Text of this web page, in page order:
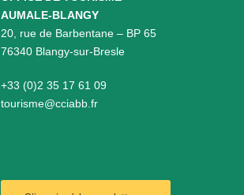
AUMALE-BLANGY
20, rue de Barbentane – BP 65
76340 Blangy-sur-Bresle
+33 (0)2 35 17 61 09
tourisme@cciabb.fr